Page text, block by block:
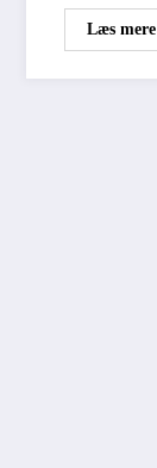
Læs mere